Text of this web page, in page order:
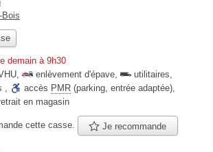
Bois
demain à 9h30
, enlèvement d'épave, utilitaires,
, accès PMR (parking, entrée adaptée),
en magasin
cette casse. Je recommande